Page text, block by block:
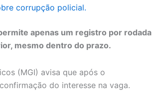
corrupção policial.
apenas um registro por rodada
mesmo dentro do prazo.
(MGI) avisa que após o
do interesse na vaga.